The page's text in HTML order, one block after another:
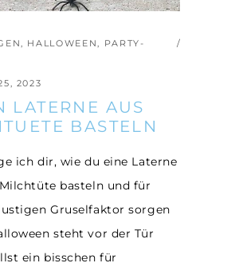
, HALLOWEEN, PARTY-
2023
LATERNE AUS
BASTELN
ich dir, wie du eine Laterne
basteln und für
Gruselfaktor sorgen
steht vor der Tür
ein bisschen für